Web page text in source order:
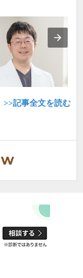
>>記事全文を読む